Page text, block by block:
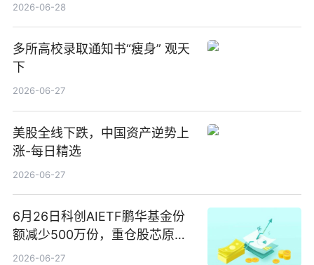
2026-06-28
多所高校录取通知书“瘦身” 观天
下
2026-06-27
美股全线下跌，中国资产逆势上
涨-每日精选
2026-06-27
6月26日科创AIETF鹏华基金份
额减少500万份，重仓股芯原股
份、寒武纪、澜起科技 观速讯
2026-06-27